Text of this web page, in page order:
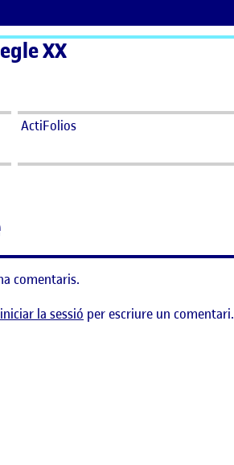
XX
ActiFolios
comentaris.
iniciar la sessió per escriure un comentari.